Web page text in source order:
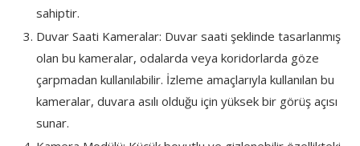
sahiptir.
Duvar Saati Kameralar: Duvar saati şeklinde tasarlanmış
olan bu kameralar, odalarda veya koridorlarda göze
çarpmadan kullanılabilir. İzleme amaçlarıyla kullanılan bu
kameralar, duvara asılı olduğu için yüksek bir görüş açısı
sunar.